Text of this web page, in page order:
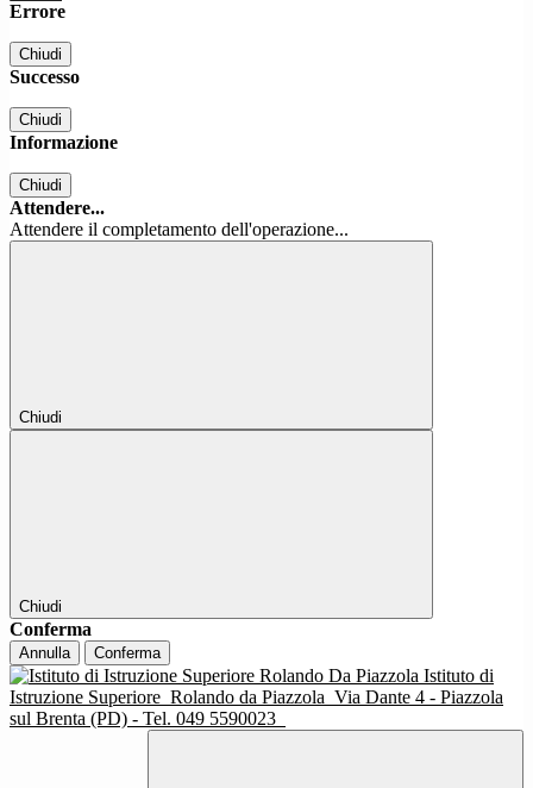
Errore
Chiudi
Successo
Chiudi
Informazione
Chiudi
Attendere...
Attendere il completamento dell'operazione...
Chiudi
Chiudi
Conferma
Annulla Conferma
Istituto di
Istruzione Superiore Rolando da Piazzola Via Dante 4 - Piazzola
sul Brenta (PD) - Tel. 049 5590023